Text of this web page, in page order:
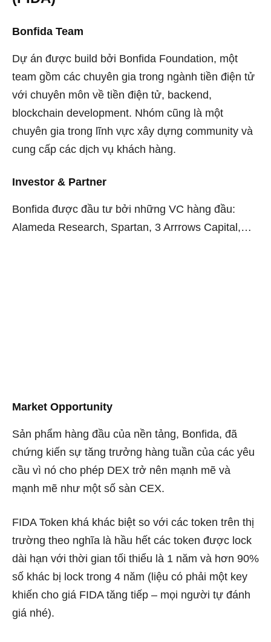
Bonfida Team
Dự án được build bởi Bonfida Foundation, một
team gồm các chuyên gia trong ngành tiền điện tử
với chuyên môn về tiền điện tử, backend,
blockchain development. Nhóm cũng là một
chuyên gia trong lĩnh vực xây dựng community và
cung cấp các dịch vụ khách hàng.
Investor & Partner
Bonfida được đầu tư bởi những VC hàng đầu:
Alameda Research, Spartan, 3 Arrrows Capital,…
Market Opportunity
Sản phẩm hàng đầu của nền tảng, Bonfida, đã
chứng kiến ​​sự tăng trưởng hàng tuần của các yêu
cầu vì nó cho phép DEX trở nên mạnh mẽ và
mạnh mẽ như một số sàn CEX.
FIDA Token khá khác biệt so với các token trên thị
trường theo nghĩa là hầu hết các token được lock
dài hạn với thời gian tối thiểu là 1 năm và hơn 90%
số khác bị lock trong 4 năm (liệu có phải một key
khiến cho giá FIDA tăng tiếp – mọi người tự đánh
giá nhé).